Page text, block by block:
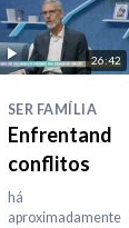
26:42
SER FAMÍLIA
Enfrentando
conflitos
há
aproximadamente